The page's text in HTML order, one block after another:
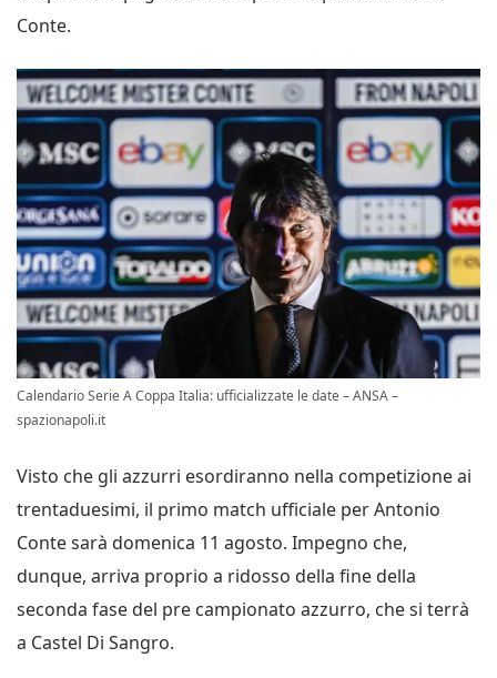
Conte.
Calendario Serie A Coppa Italia: ufficializzate le date – ANSA –
spazionapoli.it
Visto che gli azzurri esordiranno nella competizione ai
trentaduesimi, il primo match ufficiale per Antonio
Conte sarà domenica 11 agosto. Impegno che,
dunque, arriva proprio a ridosso della fine della
seconda fase del pre campionato azzurro, che si terrà
a Castel Di Sangro.